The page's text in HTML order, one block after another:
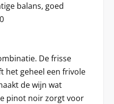
balans, goed
De frisse
het geheel een frivole
de wijn wat
pinot noir zorgt voor